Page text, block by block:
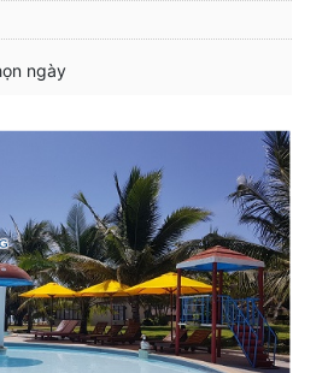
ngày